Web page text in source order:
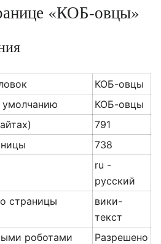
«КОБ-овцы»
КОБ-овцы
умолчанию
КОБ-овцы
791
738
ru -
русский
страницы
вики-
текст
роботами
Разрешено